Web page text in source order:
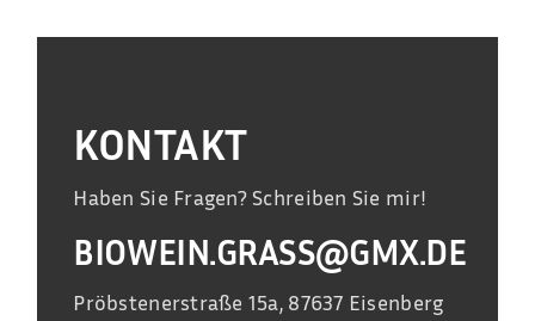
KONTAKT
Haben Sie Fragen? Schreiben Sie mir!
BIOWEIN.GRASS@GMX.DE
Pröbstenerstraße 15a, 87637 Eisenberg